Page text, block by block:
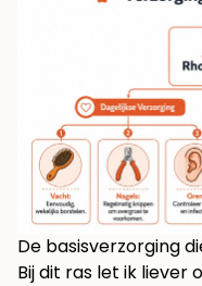
De basisverzorging
Bij dit ras let ik